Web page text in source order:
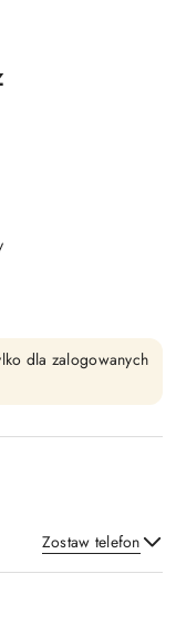
dla zalogowanych
Zostaw telefon